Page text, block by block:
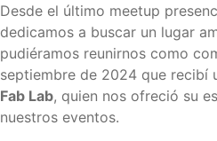
Desde el último meetup
dedicamos a buscar un lugar
pudiéramos reunirnos como
septiembre de 2024 que recibí
Fab Lab, quien nos ofreció su
nuestros eventos.